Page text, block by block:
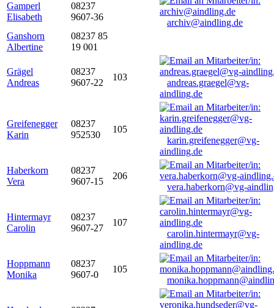
Gamperl
Elisabeth
08237
9607-36
archiv@aindling.de
Ganshorn
Albertine
08237 85
19 001
Grägel
Andreas
08237
9607-22
103
andreas.graegel@vg-
aindling.de
Greifenegger
Karin
08237
952530
105
karin.greifenegger@vg-
aindling.de
Haberkorn
Vera
08237
9607-15
206
vera.haberkorn@vg-
Hintermayr
Carolin
08237
9607-27
107
carolin.hintermayr@vg-
aindling.de
Hoppmann
Monika
08237
9607-0
105